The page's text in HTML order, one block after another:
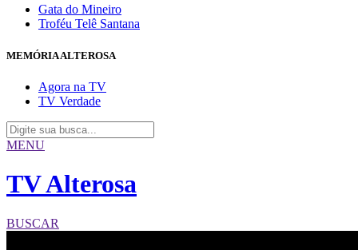
Gata do Mineiro
Troféu Telê Santana
MEMÓRIA ALTEROSA
Agora na TV
TV Verdade
MENU
TV Alterosa
BUSCAR